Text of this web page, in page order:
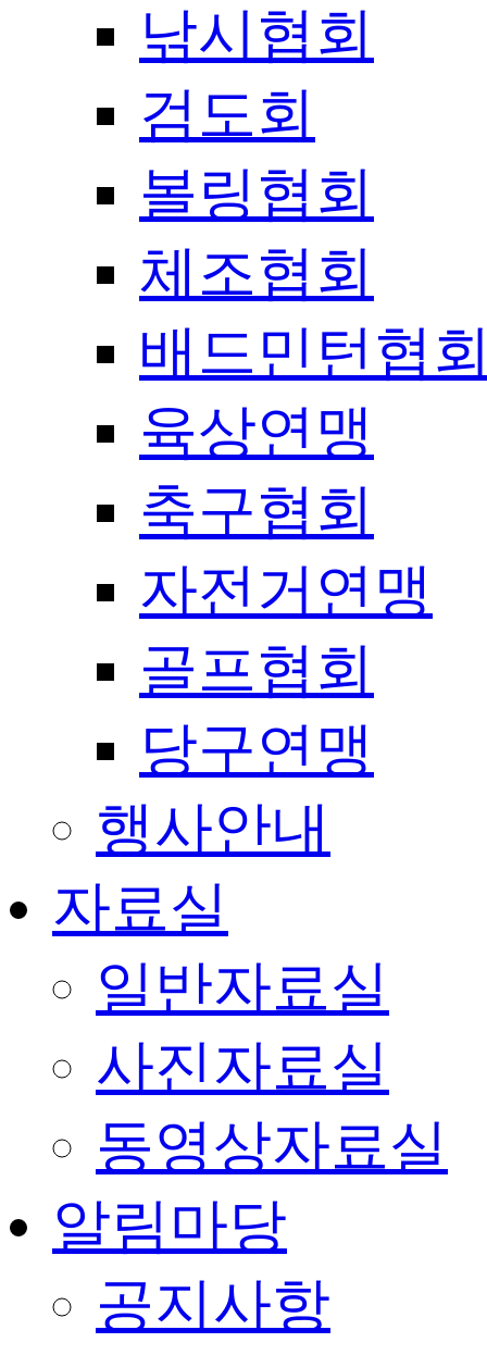
낚시협회
검도회
볼링협회
체조협회
배드민턴협
육상연맹
축구협회
자전거연맹
골프협회
당구연맹
행사안내
자료실
일반자료실
사진자료실
동영상자료실
알림마당
공지사항